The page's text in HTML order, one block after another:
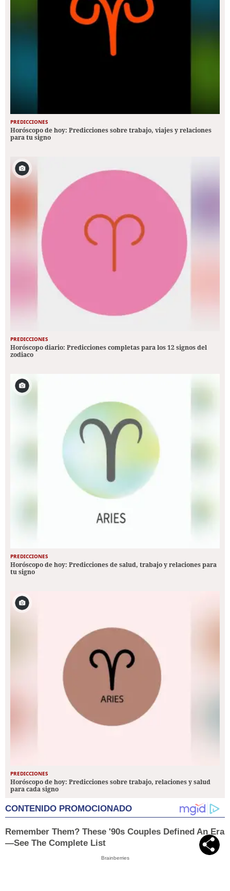
PREDICCIONES
Horóscopo de hoy: Predicciones sobre trabajo, viajes y relaciones
para tu signo
PREDICCIONES
Horóscopo diario: Predicciones completas para los 12 signos del
zodiaco
PREDICCIONES
Horóscopo de hoy: Predicciones de salud, trabajo y relaciones para
tu signo
PREDICCIONES
Horóscopo de hoy: Predicciones sobre trabajo, relaciones y salud
para cada signo
CONTENIDO PROMOCIONADO
Remember Them? These '90s Couples Defined An Era
—See The Complete List
Brainberries